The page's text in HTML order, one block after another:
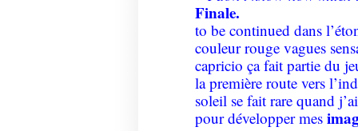
Finale.
to be continued dans
couleur rouge vagues
capricio ça fait partie du
la première route vers
soleil se fait rare quand
pour développer mes